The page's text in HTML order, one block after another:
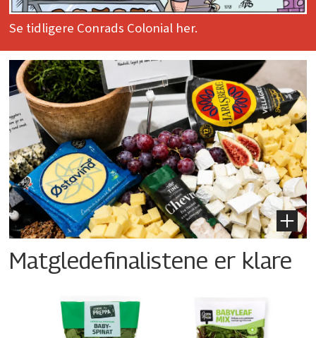
Se tidligere Conrads Colonial her.
Matgledefinalistene er klare